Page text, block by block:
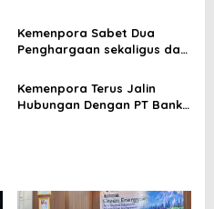
Kemenpora Sabet Dua
Penghargaan sekaligus dari
Terbaik Nasional Tahun 2024
Kemenpora Terus Jalin
Hubungan Dengan PT Bank